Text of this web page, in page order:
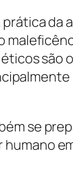
da
são
se